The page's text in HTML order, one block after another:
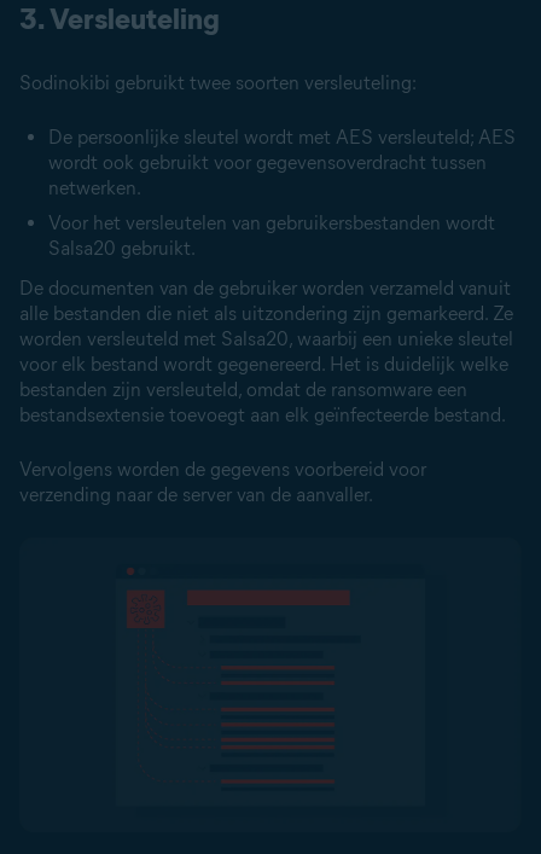
3. Versleuteling
Sodinokibi gebruikt twee soorten versleuteling:
De persoonlijke sleutel wordt met AES versleuteld; AES
wordt ook gebruikt voor gegevensoverdracht tussen
netwerken.
Voor het versleutelen van gebruikersbestanden wordt
Salsa20 gebruikt.
De documenten van de gebruiker worden verzameld vanuit
alle bestanden die niet als uitzondering zijn gemarkeerd. Ze
worden versleuteld met Salsa20, waarbij een unieke sleutel
voor elk bestand wordt gegenereerd. Het is duidelijk welke
bestanden zijn versleuteld, omdat de ransomware een
bestandsextensie toevoegt aan elk geïnfecteerde bestand.
Vervolgens worden de gegevens voorbereid voor
verzending naar de server van de aanvaller.